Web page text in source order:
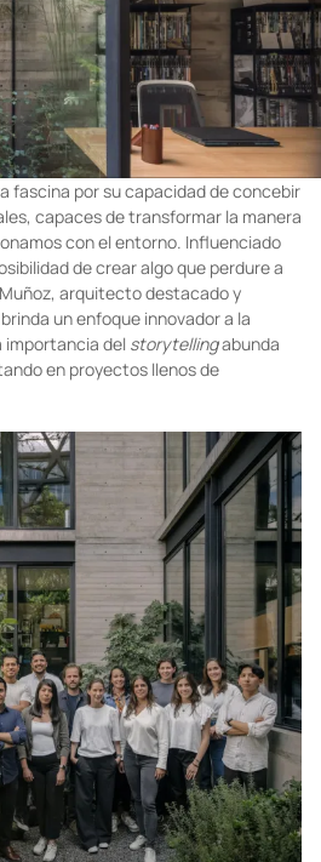
fascina por su capacidad de concebir
capaces de transformar la manera
con el entorno. Influenciado
de crear algo que perdure a
arquitecto destacado y
un enfoque innovador a la
importancia delstorytellingabunda
en proyectos llenos de